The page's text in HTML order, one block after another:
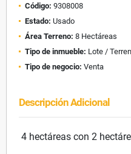
Código: 9308008
Estado: Usado
Área Terreno: 8 Hectáreas
Tipo de inmueble: Lote /
Tipo de negocio: Venta
Descripción Adicional
4 hectáreas con 2